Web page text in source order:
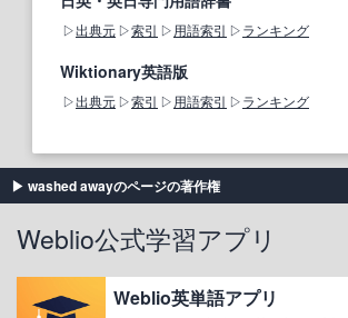
出典元 索引 用語索引 ランキング
Wiktionary英語版
出典元 索引 用語索引 ランキング
washed awayのページの著作権
Weblio公式学習アプリ
Weblio英単語アプリ